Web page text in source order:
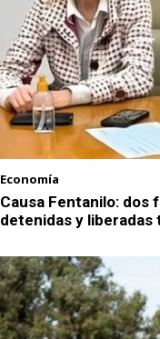
Economía
Causa Fentanilo: dos
detenidas y liberadas